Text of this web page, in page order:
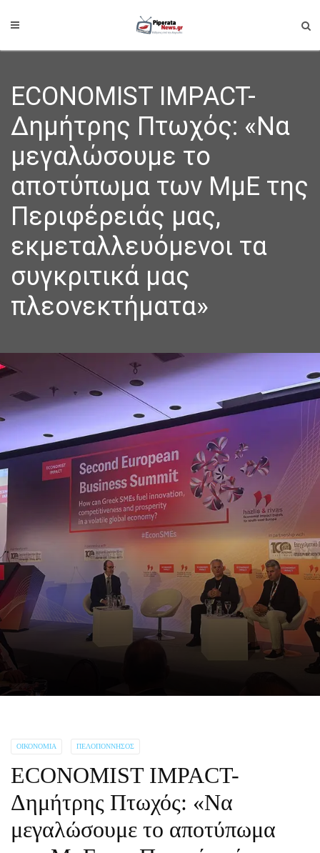
ECONOMIST IMPACT-
Δημήτρης Πτωχός: «Να
μεγαλώσουμε το
αποτύπωμα των ΜμΕ της
Περιφέρειάς μας,
εκμεταλλευόμενοι τα
συγκριτικά μας
πλεονεκτήματα»
ΟΙΚΟΝΟΜΊΑ ΠΕΛΟΠΌΝΝΗΣΟΣ
ECONOMIST IMPACT-
Δημήτρης Πτωχός: «Να
μεγαλώσουμε το αποτύπωμα